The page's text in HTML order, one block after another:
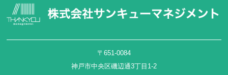
〒651-0084
神戸市中央区磯辺通3丁目1-2